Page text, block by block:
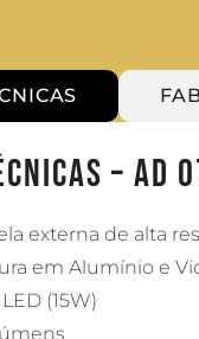
– AD
externa de alta
em Alumínio e
(15W)